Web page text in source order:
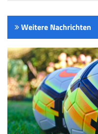
Weitere Nachrichten